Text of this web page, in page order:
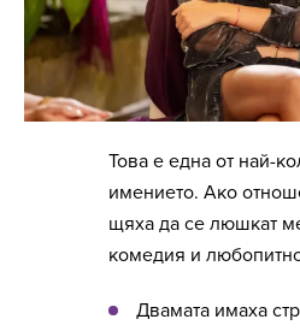
Това е една от най-
имението. Ако
щяха да се люшкат
комедия и
Двамата имаха